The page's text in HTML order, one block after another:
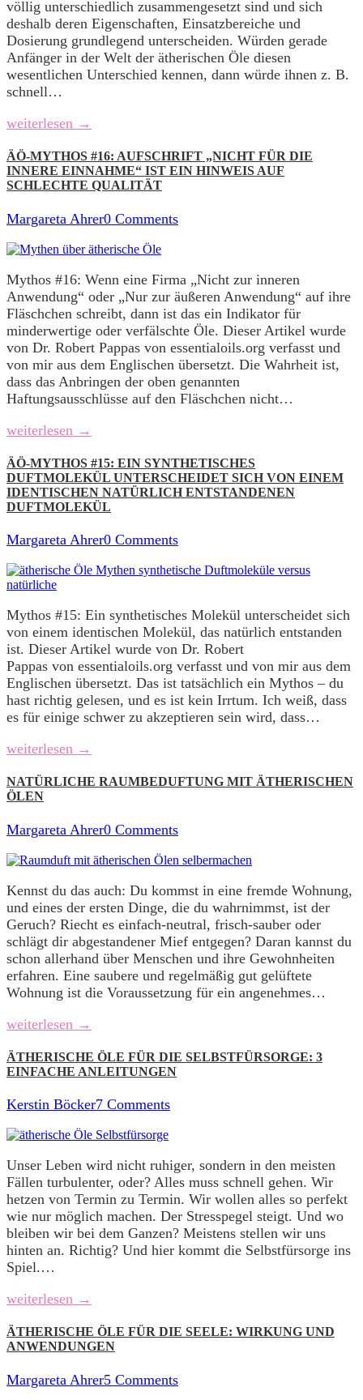
völlig unterschiedlich zusammengesetzt sind und sich
deshalb deren Eigenschaften, Einsatzbereiche und
Dosierung grundlegend unterscheiden. Würden gerade
Anfänger in der Welt der ätherischen Öle diesen
wesentlichen Unterschied kennen, dann würde ihnen z. B.
schnell…
weiterlesen →
ÄÖ-MYTHOS #16: AUFSCHRIFT „NICHT FÜR DIE
INNERE EINNAHME“ IST EIN HINWEIS AUF
SCHLECHTE QUALITÄT
Margareta Ahrer0 Comments
Mythos #16: Wenn eine Firma „Nicht zur inneren
Anwendung“ oder „Nur zur äußeren Anwendung“ auf ihre
Fläschchen schreibt, dann ist das ein Indikator für
minderwertige oder verfälschte Öle. Dieser Artikel wurde
von Dr. Robert Pappas von essentialoils.org verfasst und
von mir aus dem Englischen übersetzt. Die Wahrheit ist,
dass das Anbringen der oben genannten
Haftungsausschlüsse auf den Fläschchen nicht…
weiterlesen →
ÄÖ-MYTHOS #15: EIN SYNTHETISCHES
DUFTMOLEKÜL UNTERSCHEIDET SICH VON EINEM
IDENTISCHEN NATÜRLICH ENTSTANDENEN
DUFTMOLEKÜL
Margareta Ahrer0 Comments
Mythos #15: Ein synthetisches Molekül unterscheidet sich
von einem identischen Molekül, das natürlich entstanden
ist. Dieser Artikel wurde von Dr. Robert
Pappas von essentialoils.org verfasst und von mir aus dem
Englischen übersetzt. Das ist tatsächlich ein Mythos – du
hast richtig gelesen, und es ist kein Irrtum. Ich weiß, dass
es für einige schwer zu akzeptieren sein wird, dass…
weiterlesen →
NATÜRLICHE RAUMBEDUFTUNG MIT ÄTHERISCHEN
ÖLEN
Margareta Ahrer0 Comments
Kennst du das auch: Du kommst in eine fremde Wohnung,
und eines der ersten Dinge, die du wahrnimmst, ist der
Geruch? Riecht es einfach-neutral, frisch-sauber oder
schlägt dir abgestandener Mief entgegen? Daran kannst du
schon allerhand über Menschen und ihre Gewohnheiten
erfahren. Eine saubere und regelmäßig gut gelüftete
Wohnung ist die Voraussetzung für ein angenehmes…
weiterlesen →
ÄTHERISCHE ÖLE FÜR DIE SELBSTFÜRSORGE: 3
EINFACHE ANLEITUNGEN
Kerstin Böcker7 Comments
Unser Leben wird nicht ruhiger, sondern in den meisten
Fällen turbulenter, oder? Alles muss schnell gehen. Wir
hetzen von Termin zu Termin. Wir wollen alles so perfekt
wie nur möglich machen. Der Stresspegel steigt. Und wo
bleiben wir bei dem Ganzen? Meistens stellen wir uns
hinten an. Richtig? Und hier kommt die Selbstfürsorge ins
Spiel.…
weiterlesen →
ÄTHERISCHE ÖLE FÜR DIE SEELE: WIRKUNG UND
ANWENDUNGEN
Margareta Ahrer5 Comments